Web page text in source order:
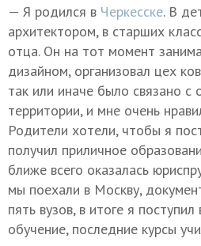
— Я родился в Черкесске. В
архитектором, в старших
отца. Он на тот момент
дизайном, организовал цех
так или иначе было связано с
территории, и мне очень
Родители хотели, чтобы я
получил приличное
ближе всего оказалась
мы поехали в Москву,
пять вузов, в итоге я
обучение, последние курсы